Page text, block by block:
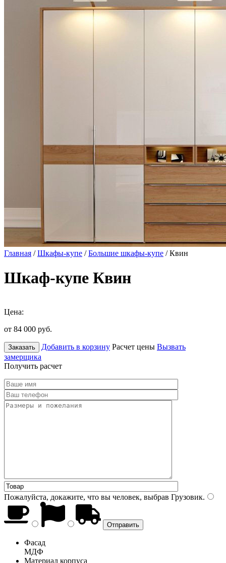
Главная /Шкафы-купе /Большие шкафы-купе / Квин
Шкаф-купе Квин
Цена:
от 84 000 руб.
Заказать Добавить в корзину Расчет цены Вызвать
замерщика
Получить расчет
Пожалуйста, докажите, что вы человек, выбрав Грузовик.
Фасад
МДФ
Материал корпуса